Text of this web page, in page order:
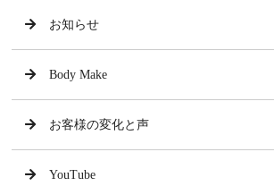
お知らせ
Body Make
お客様の変化と声
YouTube